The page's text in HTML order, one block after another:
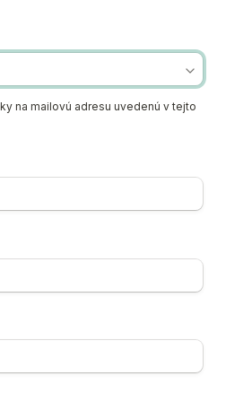
na mailovú adresu uvedenú v tejto